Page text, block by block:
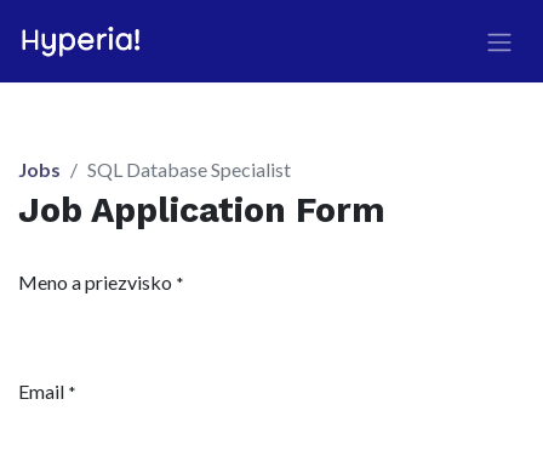
Jobs SQL Database Specialist
Job Application Form
Meno a priezvisko *
Email *